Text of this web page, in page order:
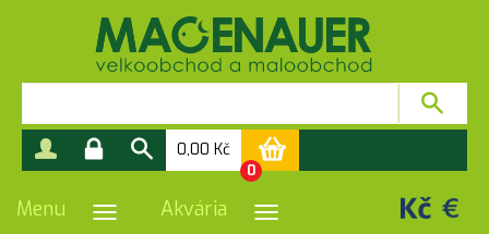
0,00 Kč
0
PŘEPNOUT NAVIGACI
Menu PŘEPNOUT NAVIGACI
Akvária